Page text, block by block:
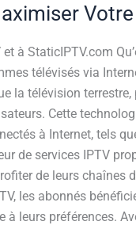
et à StaticIPTV.com
télévisés via
la télévision
Cette
à Internet, tels
de services IPTV
de leurs chaînes
les abonnés
à leurs préférences.